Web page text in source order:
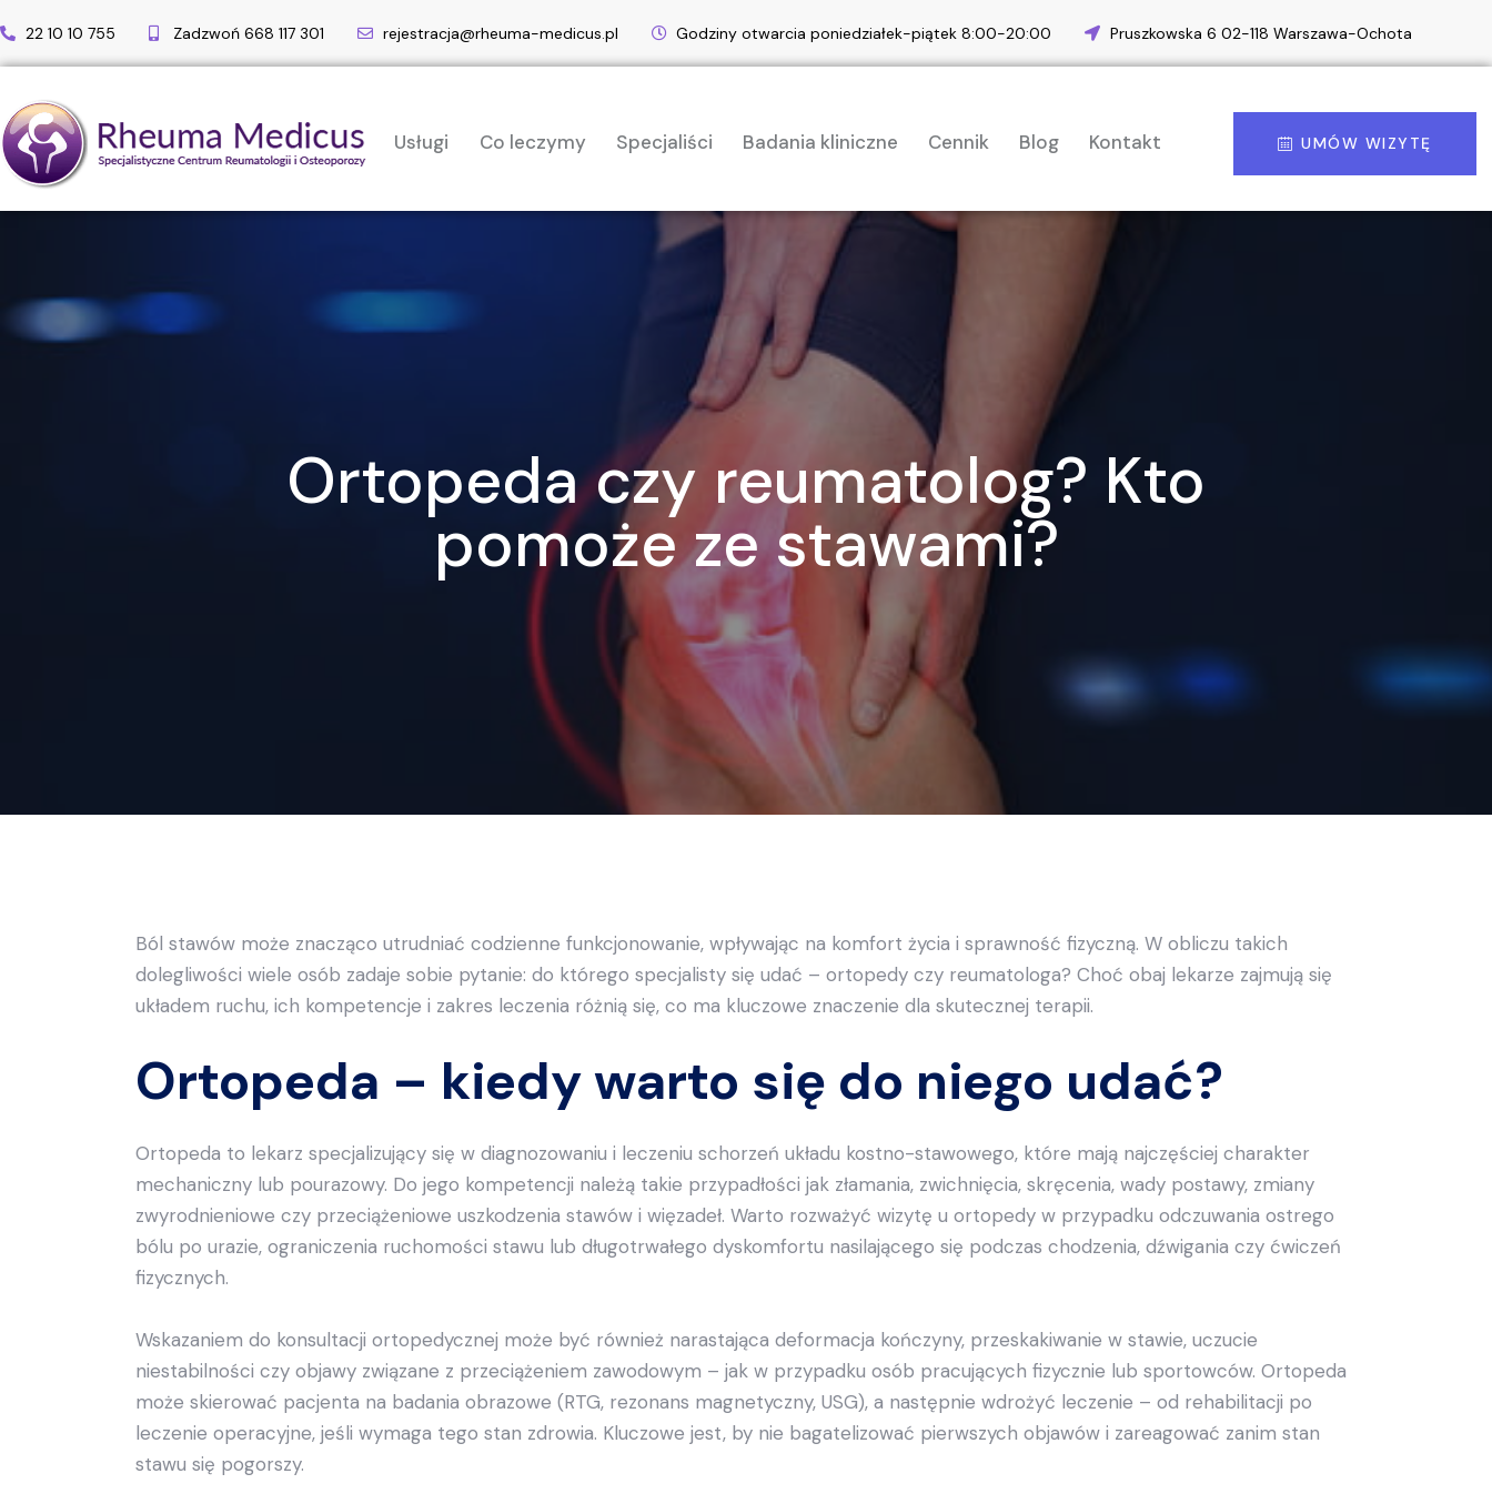
22 10 10 755 Zadzwoń 668 117 301 rejestracja@rheuma-medicus.pl Godziny otwarcia poniedziałek-piątek 8:00-20:00 Pruszkowska 6 02-118 Warszawa-Ochota
Usługi Co leczymy Specjaliści Badania kliniczne Cennik Blog Kontakt UMÓW WIZYTĘ
Ortopeda czy reumatolog? Kto
pomoże ze stawami?
Ból stawów może znacząco utrudniać codzienne funkcjonowanie, wpływając na komfort życia i sprawność fizyczną. W obliczu takich
dolegliwości wiele osób zadaje sobie pytanie: do którego specjalisty się udać – ortopedy czy reumatologa? Choć obaj lekarze zajmują się
układem ruchu, ich kompetencje i zakres leczenia różnią się, co ma kluczowe znaczenie dla skutecznej terapii.
Ortopeda – kiedy warto się do niego udać?
Ortopeda to lekarz specjalizujący się w diagnozowaniu i leczeniu schorzeń układu kostno-stawowego, które mają najczęściej charakter
mechaniczny lub pourazowy. Do jego kompetencji należą takie przypadłości jak złamania, zwichnięcia, skręcenia, wady postawy, zmiany
zwyrodnieniowe czy przeciążeniowe uszkodzenia stawów i więzadeł. Warto rozważyć wizytę u ortopedy w przypadku odczuwania ostrego
bólu po urazie, ograniczenia ruchomości stawu lub długotrwałego dyskomfortu nasilającego się podczas chodzenia, dźwigania czy ćwiczeń
fizycznych.
Wskazaniem do konsultacji ortopedycznej może być również narastająca deformacja kończyny, przeskakiwanie w stawie, uczucie
niestabilności czy objawy związane z przeciążeniem zawodowym – jak w przypadku osób pracujących fizycznie lub sportowców. Ortopeda
może skierować pacjenta na badania obrazowe (RTG, rezonans magnetyczny, USG), a następnie wdrożyć leczenie – od rehabilitacji po
leczenie operacyjne, jeśli wymaga tego stan zdrowia. Kluczowe jest, by nie bagatelizować pierwszych objawów i zareagować zanim stan
stawu się pogorszy.